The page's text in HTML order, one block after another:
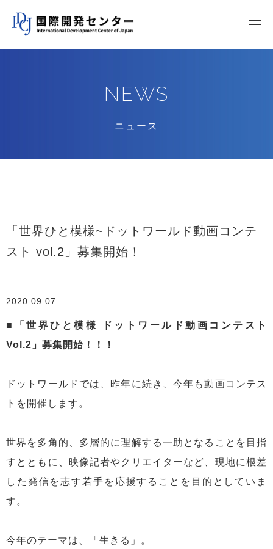
NEWS
ニュース
「世界ひと模様~ドットワールド動画コンテ
スト vol.2」募集開始！
2020.09.07
■「世界ひと模様 ドットワールド動画コンテスト
Vol.2」募集開始！！！
ドットワールドでは、昨年に続き、今年も動画コンテス
トを開催します。
世界を多角的、多層的に理解する一助となることを目指
すとともに、映像記者やクリエイターなど、現地に根差
した発信を志す若手を応援することを目的としていま
す。
今年のテーマは、「生きる」。